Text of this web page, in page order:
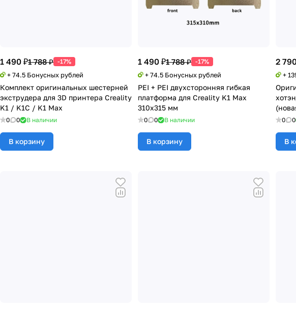
1 490 ₽1 788 ₽ -17%
+ 74.5 Бонусных рублей
Комплект оригинальных шестерней
экструдера для 3D принтера Creality
K1 / K1C / K1 Max
0 0 В наличии
В корзину
1 490 ₽1 788 ₽ -17%
+ 74.5 Бонусных рублей
PEI + PEI двухсторонняя гибкая
платформа для Creality K1 Max
310x315 мм
0 0 В наличии
В корзину
2
+
0 0
В